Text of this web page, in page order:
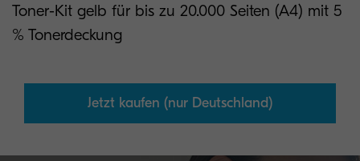
Toner-Kit gelb für bis zu 20.000 Seiten (A4) mit 5
% Tonerdeckung
Jetzt kaufen (nur Deutschland)